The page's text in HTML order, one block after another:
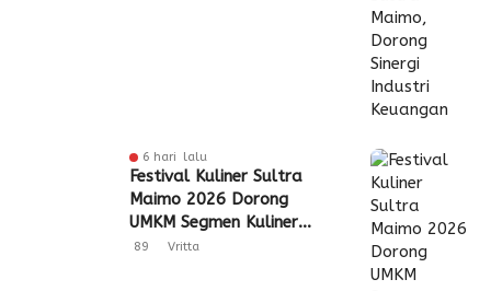
6 hari lalu
Festival Kuliner Sultra
Maimo 2026 Dorong
UMKM Segmen Kuliner
Perluas Akses Pasar
89 Vritta